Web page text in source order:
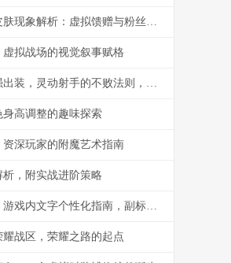
**王者荣耀主播送皮肤现象解析：虚拟馈赠与粉丝经济的交融**
拟战场的视觉叙事赋格
王者荣耀李元芳最强出装，灵动射手的不败法则，副标题，穿透与爆发的艺术
高调整的趣味探索
深玩家的附魔艺术指南
，附实战进阶策略
和平精英字怎么换，游戏内文字个性化指南，副标题，资深玩家教你打造独特游戏标识
战区，荣耀之路的起点